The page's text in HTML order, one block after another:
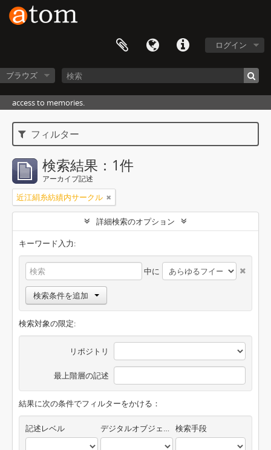
ログイン
ブラウズ
access to memories.
フィルター
検索結果：1件
アーカイブ記述
近江絹糸紡績内サークル
詳細検索のオプション
キーワード入力:
中に
検索条件を追加
検索対象の限定:
リポジトリ
最上階層の記述
結果に次の条件でフィルターをかける：
記述レベル デジタルオブジェクトの有無 検索手段